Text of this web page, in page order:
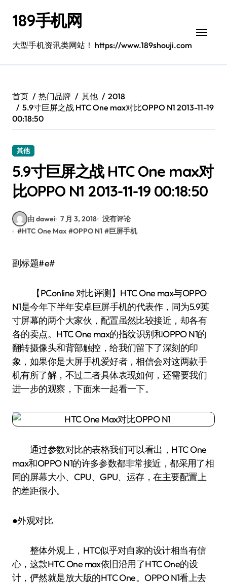
189手机网
大型手机资讯类网站！ https://www.189shouji.com
首页 热门品牌 其他
2018
5.9寸巨屏之战 HTC One max对比OPPO N1 2013-11-19
00:18:50
其他
5.9寸巨屏之战 HTC One max对
比OPPO N1 2013-11-19 00:18:50
由 dawei 7 月 3, 2018 没有评论
#HTC One Max #OPPO N1 #巨屏手机
副标题#e#
【PConline 对比评测】HTC One max与OPPO
N1是今年下半年安卓巨屏手机的代表作，同为5.9英
寸屏幕的两个大家伙，配置虽然比较接近，却各有
各的卖点。HTC One max的指纹识别和OPPO N1的
翻转摄像头和背部触控，给我们留下了深刻的印
象，如果你是大屏手机爱好者，相信会对这两款手
机有所了解，不过二者具体表现如何，还需要我们
进一步的观察，下面来一起看一下。
通过参数对比的表格我们可以看出，HTC One
max和OPPO N1的许多参数都非常接近，都采用了相
同的屏幕大小、CPU、GPU、运存，在主要配置上
的差距很小。
●外观对比
整体外观上，HTC似乎对自家的设计相当有信
心，这款HTC One max依旧沿用了HTC One的设
计，俨然就是放大版的HTC One。OPPO N1看上去